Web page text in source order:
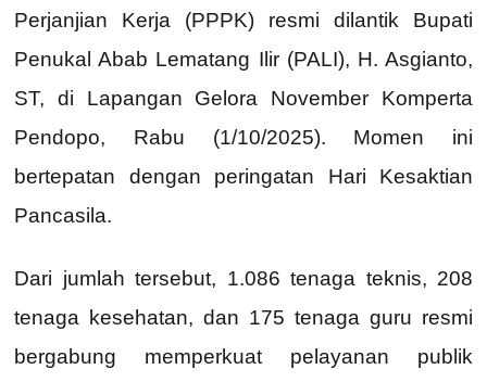
Perjanjian Kerja (PPPK) resmi dilantik Bupati
Penukal Abab Lematang Ilir (PALI), H. Asgianto,
ST, di Lapangan Gelora November Komperta
Pendopo, Rabu (1/10/2025). Momen ini
bertepatan dengan peringatan Hari Kesaktian
Pancasila.
Dari jumlah tersebut, 1.086 tenaga teknis, 208
tenaga kesehatan, dan 175 tenaga guru resmi
bergabung memperkuat pelayanan publik